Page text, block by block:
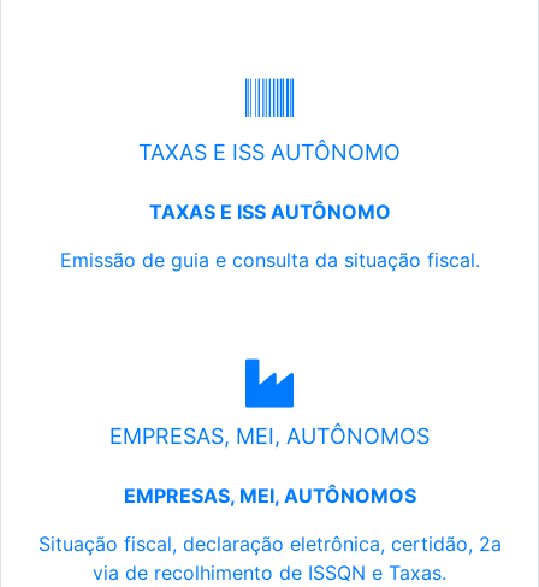
TAXAS E ISS AUTÔNOMO
TAXAS E ISS AUTÔNOMO
Emissão de guia e consulta da situação fiscal.
EMPRESAS, MEI, AUTÔNOMOS
EMPRESAS, MEI, AUTÔNOMOS
Situação fiscal, declaração eletrônica, certidão, 2a
via de recolhimento de ISSQN e Taxas.